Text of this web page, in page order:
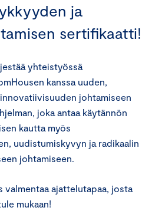
ja
sertifikaatti!
yhteistyössä
kanssa uuden,
johtamiseen
joka antaa käytännön
kautta myös
uudistumiskyvyn ja radikaalin
johtamiseen.
valmentaa ajattelutapaa, josta
mukaan!